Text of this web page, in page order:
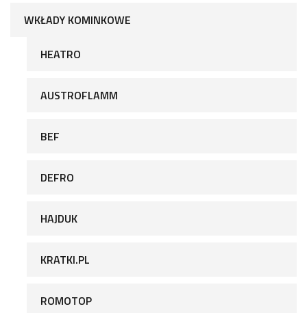
WKŁADY KOMINKOWE
HEATRO
AUSTROFLAMM
BEF
DEFRO
HAJDUK
KRATKI.PL
ROMOTOP